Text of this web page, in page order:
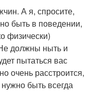
А я, спросите,
быть в поведении,
физически)
должны ныть и
пытаться вас
очень расстроится,
быть всегда